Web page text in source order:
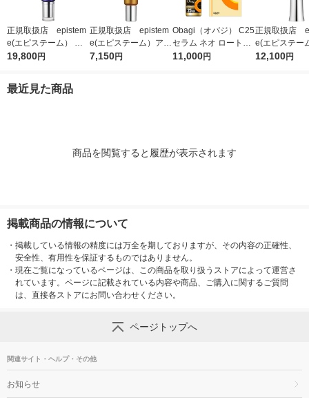
正規取扱店 epistem
e(エピステーム） ス
テムサイエンスアイ 1
19,800円
正規取扱店 epistem
e(エピステーム）アイ
パーフェクトショット
7,150円
Obagi（オバジ） C25
セラム ネオ ロート製
薬
11,000円
正規取扱店
e(エピステー
パーフェクト
12,100円
最近見た商品
商品を閲覧すると履歴が表示されます
掲載商品の情報について
・ 掲載している情報の精度には万全を期しておりますが、その内容の正確性、
安全性、有用性を保証するものではありません。
・ 現在ご覧になっているページは、この商品を取り扱うストアによって運営さ
れています。ページに記載されている内容や商品、ご購入に関するご質問
は、直接各ストアにお問い合わせください。
ページトップへ
関連サイト・ヘルプ・その他
お知らせ